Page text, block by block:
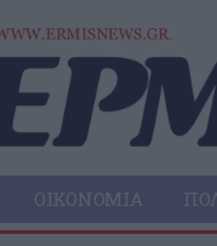
ΟΙΚΟΝΟΜΊΑ